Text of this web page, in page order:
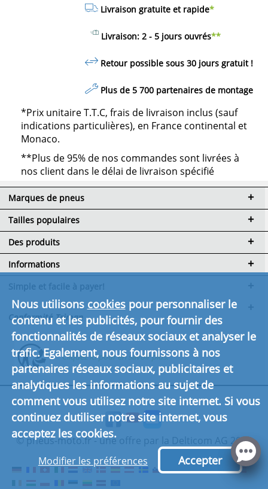
Livraison gratuite et rapide*
Livraison: 2 - 5 jours ouvrés**
Retour possible sous 30 jours gratuit!
Plus de 5 700 partenaires de montage
*Prix unitaire T.T.C, frais de livraison inclus (sauf
indications particulières), en France continental et
Monaco.
**Plus de 95% de nos commandes sont livrées à
nos client dans le délai de livraison spécifié
Marques de pneus
Tailles populaires
Des produits
Informations
Les conditions de paiement
Inscription partenaire de
Conformité Triman
Cliquez ici pour en savoir plus.
© pneus-moto.fr - une offre par la Delticom AG 2026
Nous utilisons cookiespour personnaliser le
contenu et les publicités, pour fournir des
fonctionnalités de réseaux sociaux et analyser le
trafic. Egalement, nous fournissons à nos
partenaires réseaux sociaux, publicitaires et
analytiques les informations au sujet de
comment vous utilisez notre site internet. Si vous
continuez dutiliser notre site internet, vous
acceptez les cookies.
Modifier les préférences Accepter